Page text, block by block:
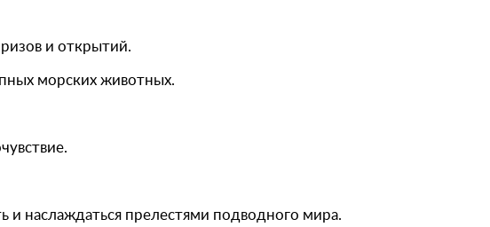
и открытий.
морских животных.
и наслаждаться прелестями подводного мира.